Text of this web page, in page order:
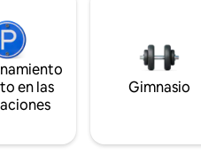
en las
Gimnasio